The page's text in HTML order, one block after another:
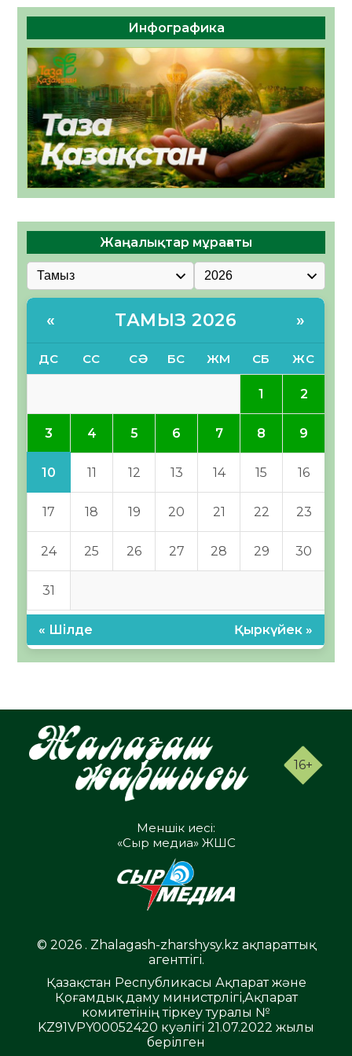
Инфографика
Жаңалықтар мұрағаты
« ТАМЫЗ 2026 »
ДС СС СӘ БС ЖМ СБ ЖС
1 2
3 4 5 6 7 8 9
10 11 12 13 14 15 16
17 18 19 20 21 22 23
24 25 26 27 28 29 30
31
« Шілде Қыркүйек »
16+
Меншік иесі:
«Сыр медиа» ЖШС
© 2026 . Zhalagash-zharshysy.kz ақпараттық
агенттігі.
Қазақстан Республикасы Ақпарат және
Қоғамдық даму министрлігі,Ақпарат
комитетінің тіркеу туралы №
KZ91VPY00052420 куәлігі 21.07.2022 жылы
берілген